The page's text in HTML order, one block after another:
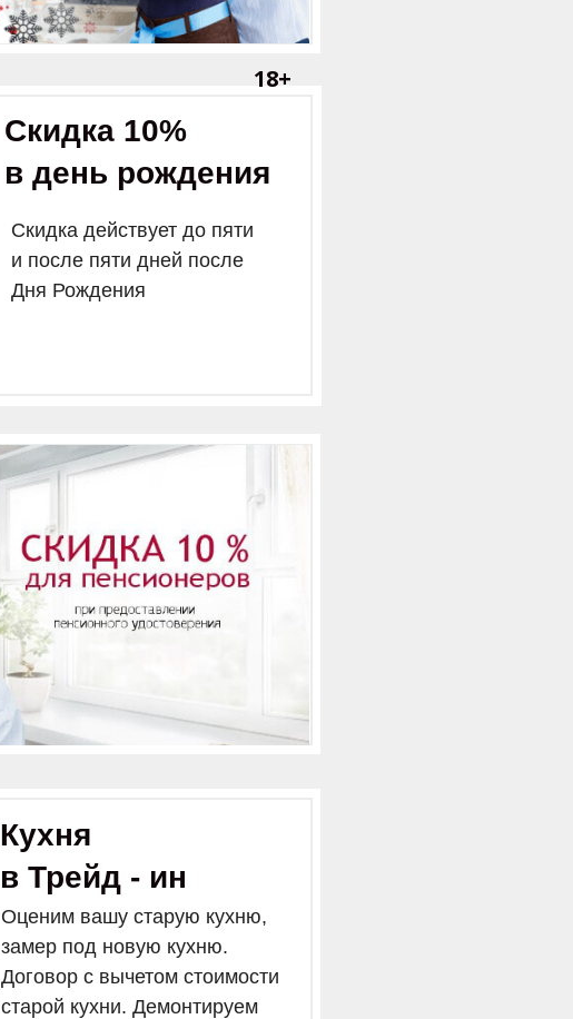
Оценим вашу старую кухню,
замер под новую кухню.
Договор с вычетом стоимости
старой кухни. Демонтируем
Скидка действует до пяти
и после пяти дней после
Дня Рождения
Скидка 10%
в день рождения
Кухня
в Трейд - ин
18+